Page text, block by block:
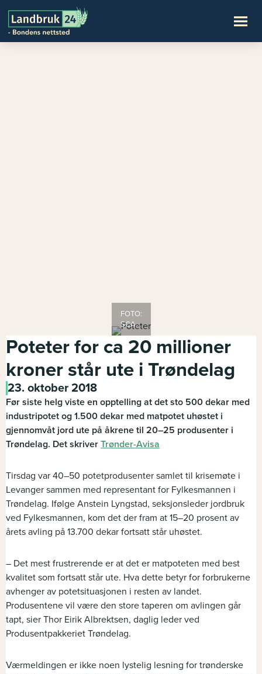
FOTO:
SCANPIX
Poteter for ca 20 millioner
kroner står ute i Trøndelag
23. oktober 2018
Før siste helg viste en opptelling at det sto 500 dekar med
industripotet og 1.500 dekar med matpotet uhøstet i
gjennomvåt jord ute på åkrene til 20–25 produsenter i
Trøndelag. Det skriver Trønder-Avisa
Tirsdag var 40–50 potetprodusenter samlet til krisemøte i
Levanger sammen med representant for Fylkesmannen i
Trøndelag. Ifølge Anstein Lyngstad, seksjonsleder jordbruk
ved Fylkesmannen, kom det der fram at 15–20 prosent av
årets avling på 13.700 dekar fortsatt står uhøstet.
– Det mest frustrerende er at det er matpoteten med best
kvalitet som fortsatt står ute. Hva dette betyr for forbrukerne
avhenger av potetsituasjonen i resten av landet.
Produsentene vil være den store taperen om avlingen går
tapt, sier Thor Eirik Albrektsen, daglig leder ved
Produsentpakkeriet Trøndelag.
Værmeldingen er ikke noen lystelig lesning for trønderske